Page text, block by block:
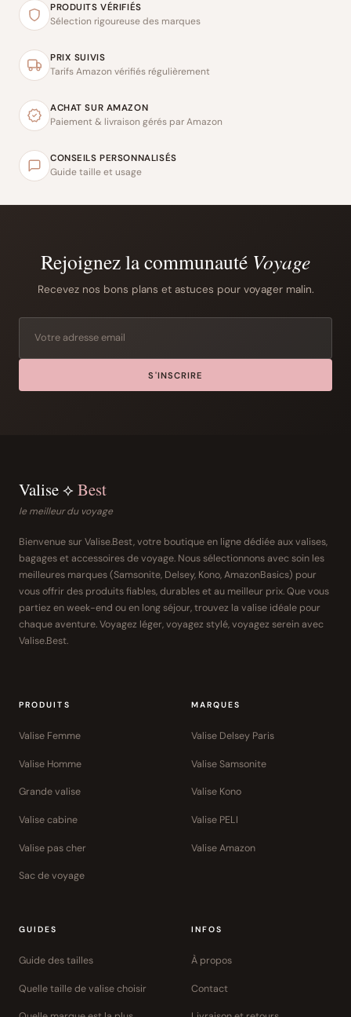
PRODUITS VÉRIFIÉS
Sélection rigoureuse des marques
PRIX SUIVIS
Tarifs Amazon vérifiés régulièrement
ACHAT SUR AMAZON
Paiement & livraison gérés par Amazon
CONSEILS PERSONNALISÉS
Guide taille et usage
Rejoignez la communauté Voyage
Recevez nos bons plans et astuces pour voyager malin.
S'INSCRIRE
Valise ⟡ Best
le meilleur du voyage
Bienvenue sur Valise.Best, votre boutique en ligne dédiée aux valises,
bagages et accessoires de voyage. Nous sélectionnons avec soin les
meilleures marques (Samsonite, Delsey, Kono, AmazonBasics) pour
vous offrir des produits fiables, durables et au meilleur prix. Que vous
partiez en week-end ou en long séjour, trouvez la valise idéale pour
chaque aventure. Voyagez léger, voyagez stylé, voyagez serein avec
Valise.Best.
PRODUITS
Valise Femme
Valise Homme
Grande valise
Valise cabine
Valise pas cher
Sac de voyage
MARQUES
Valise Delsey Paris
Valise Samsonite
Valise Kono
Valise PELI
Valise Amazon
GUIDES
Guide des tailles
Quelle taille de valise choisir
INFOS
À propos
Contact